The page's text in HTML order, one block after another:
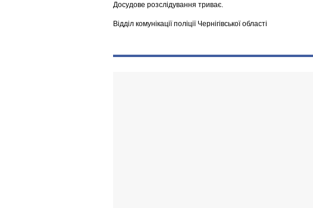
Досудове розслідування триває.
Відділ комунікації поліції Чернігівської області